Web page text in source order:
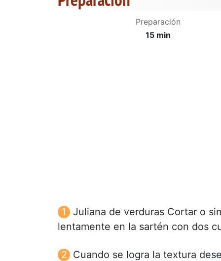
Preparación
15 min
Juliana de verduras Cortar o
lentamente en la sartén con dos
Cuando se logra la textura